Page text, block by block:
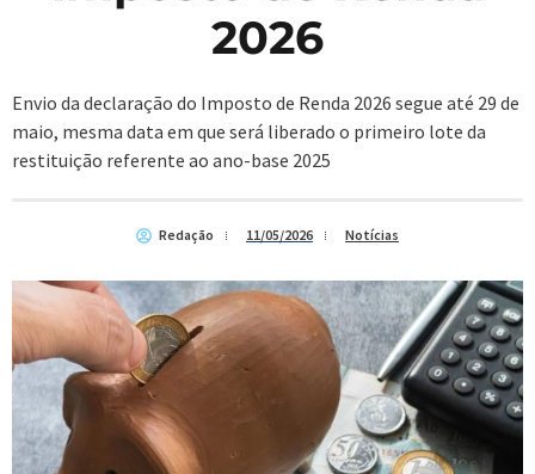
2026
Envio da declaração do Imposto de Renda 2026 segue até 29 de
maio, mesma data em que será liberado o primeiro lote da
restituição referente ao ano-base 2025
Redação 11/05/2026 Notícias